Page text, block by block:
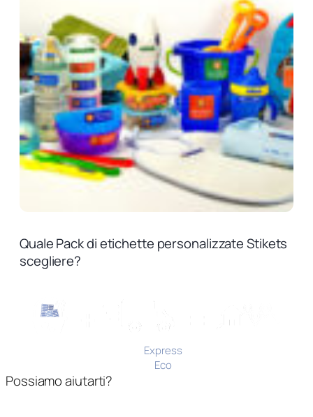
Quale Pack di etichette personalizzate Stikets
scegliere?
express
eco
Possiamo aiutarti?